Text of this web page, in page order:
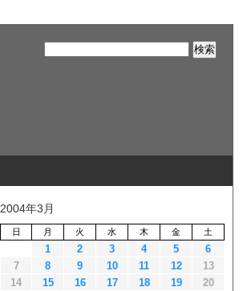
2004年3月
日 月 火 水 木 金 土
1 2 3 4 5
6
7
8 9 10 11 12
13
14
15 16 17 18 19
20